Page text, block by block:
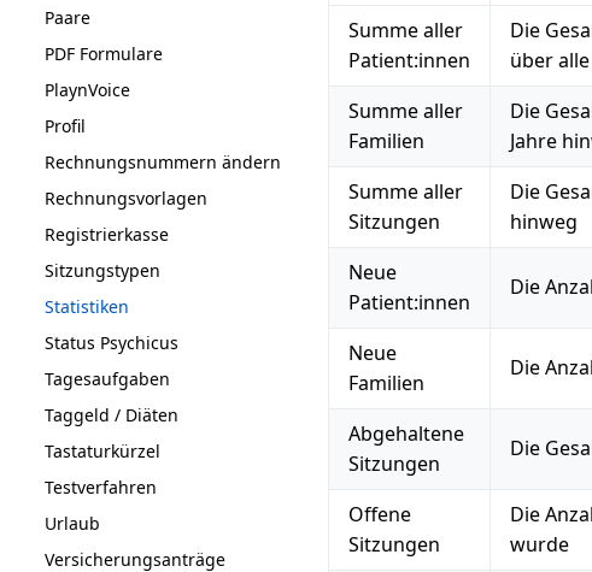
Paare
PDF Formulare
PlaynVoice
Profil
Rechnungsnummern ändern
Rechnungsvorlagen
Registrierkasse
Sitzungstypen
Statistiken
Status Psychicus
Tagesaufgaben
Taggeld / Diäten
Tastaturkürzel
Testverfahren
Urlaub
Versicherungsanträge
Summe aller
Patient:innen
Die
über
Summe aller
Familien
Die
Jahre
Summe aller
Sitzungen
Die
hinweg
Neue
Patient:innen
Die
Neue
Familien
Die
Abgehaltene
Sitzungen
Die
Offene
Sitzungen
Die
wurde